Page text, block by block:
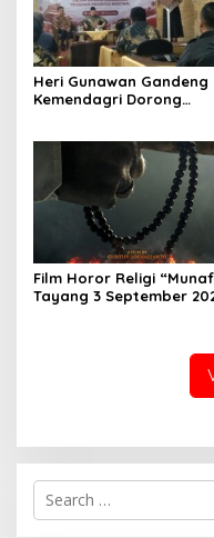
Heri Gunawan Gandeng
Kemendagri Dorong
Film Horor Religi
Tayang 3 September
S